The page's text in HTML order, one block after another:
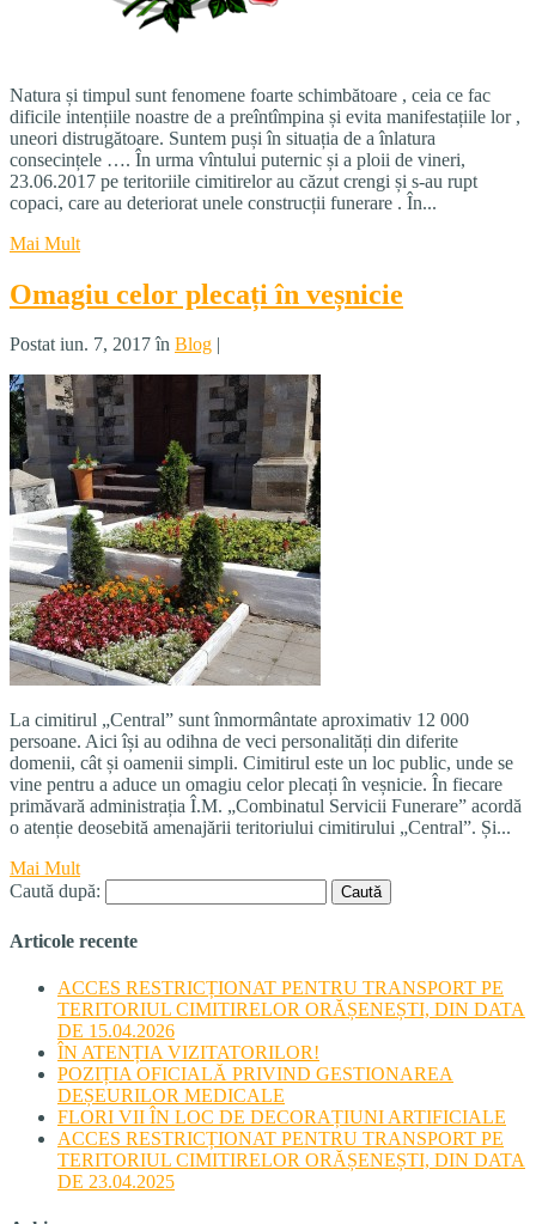
Natura și timpul sunt fenomene foarte schimbătoare , ceia ce fac
dificile intențiile noastre de a preîntîmpina și evita manifestațiile lor ,
uneori distrugătoare. Suntem puși în situația de a înlatura
consecințele …. În urma vîntului puternic și a ploii de vineri,
23.06.2017 pe teritoriile cimitirelor au căzut crengi și s-au rupt
copaci, care au deteriorat unele construcții funerare . În...
Mai Mult
Omagiu celor plecați în veșnicie
Postat iun. 7, 2017 în Blog |
La cimitirul „Central” sunt înmormântate aproximativ 12 000
persoane. Aici își au odihna de veci personalități din diferite
domenii, cât și oamenii simpli. Cimitirul este un loc public, unde se
vine pentru a aduce un omagiu celor plecați în veșnicie. În fiecare
primăvară administrația Î.M. „Combinatul Servicii Funerare” acordă
o atenție deosebită amenajării teritoriului cimitirului „Central”. Și...
Mai Mult
Caută după:
Articole recente
ACCES RESTRICȚIONAT PENTRU TRANSPORT PE
TERITORIUL CIMITIRELOR ORĂȘENEȘTI, DIN DATA
DE 15.04.2026
ÎN ATENȚIA VIZITATORILOR!
POZIȚIA OFICIALĂ PRIVIND GESTIONAREA
DEȘEURILOR MEDICALE
FLORI VII ÎN LOC DE DECORAȚIUNI ARTIFICIALE
ACCES RESTRICȚIONAT PENTRU TRANSPORT PE
TERITORIUL CIMITIRELOR ORĂȘENEȘTI, DIN DATA
DE 23.04.2025